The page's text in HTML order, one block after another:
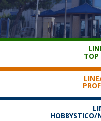
DOWNLOAD
SERVIZIO CLIENTI
TOP
HOBBYSTICO/